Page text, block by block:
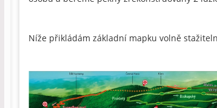
Níže přikládám základní mapku volně